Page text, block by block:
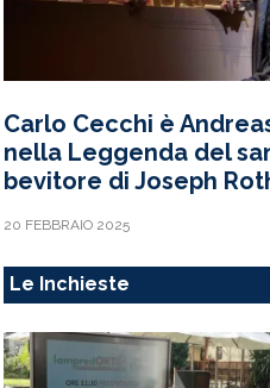
Carlo Cecchi è
nella Leggenda del
bevitore di Joseph
20 FEBBRAIO 2025
Le Inchieste